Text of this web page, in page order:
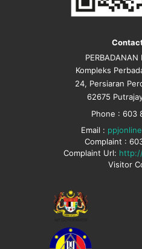
PERBADANAN
Kompleks
24, Persiaran
62675
Phone : 603
Email :
Complaint :
Complaint Url:
Visitor